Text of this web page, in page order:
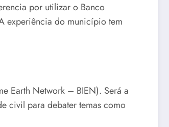
por utilizar o Banco
experiência do município tem
Earth Network – BIEN). Será a
civil para debater temas como